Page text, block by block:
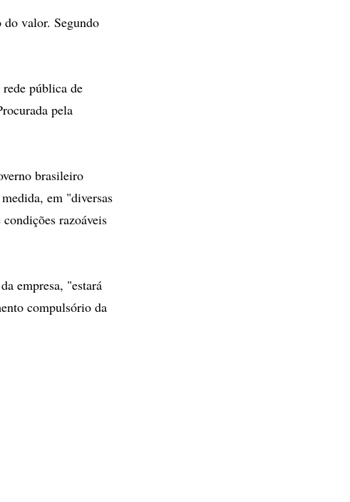
valor. Segundo
pública de
pela
brasileiro
em "diversas
razoáveis
empresa, "estará
compulsório da